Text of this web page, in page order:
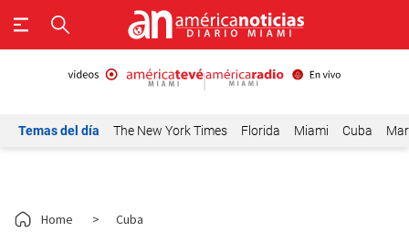
Temas del día The New York Times Florida Miami Cuba
Home > Cuba